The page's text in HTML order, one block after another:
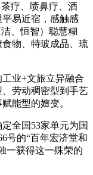
疗、喷鼻疗、酒
易近宿，感触感
、恒智）聪慧糊
物、特玻成品、琉
业+文旅立异融合
劳动稠密型到手艺
能型的嬗变。
全国53家单元为国
号的“百年宏济堂和
一获得这一殊荣的